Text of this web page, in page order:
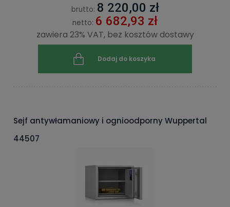
brutto: 8 220,00 zł
netto: 6 682,93 zł
zawiera 23% VAT, bez kosztów dostawy
Dodaj do koszyka
Sejf antywłamaniowy i ognioodporny Wuppertal
44507